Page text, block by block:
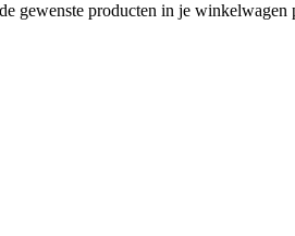
gewenste producten in je winkelwagen